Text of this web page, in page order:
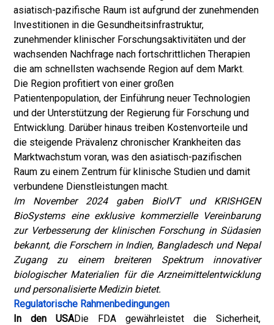
asiatisch-pazifische Raum ist aufgrund der zunehmenden
Investitionen in die Gesundheitsinfrastruktur,
zunehmender klinischer Forschungsaktivitäten und der
wachsenden Nachfrage nach fortschrittlichen Therapien
die am schnellsten wachsende Region auf dem Markt.
Die Region profitiert von einer großen
Patientenpopulation, der Einführung neuer Technologien
und der Unterstützung der Regierung für Forschung und
Entwicklung. Darüber hinaus treiben Kostenvorteile und
die steigende Prävalenz chronischer Krankheiten das
Marktwachstum voran, was den asiatisch-pazifischen
Raum zu einem Zentrum für klinische Studien und damit
verbundene Dienstleistungen macht.
Im November 2024 gaben BioIVT und KRISHGEN
BioSystems eine exklusive kommerzielle Vereinbarung
zur Verbesserung der klinischen Forschung in Südasien
bekannt, die Forschern in Indien, Bangladesch und Nepal
Zugang zu einem breiteren Spektrum innovativer
biologischer Materialien für die Arzneimittelentwicklung
und personalisierte Medizin bietet.
Regulatorische Rahmenbedingungen
In den USADie FDA gewährleistet die Sicherheit,